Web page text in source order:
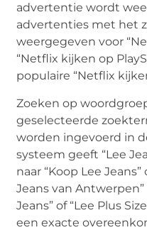
advertentie wordt
advertenties met het
weergegeven voor
“Netflix kijken op
populaire “Netflix
Zoeken op
geselecteerde
worden ingevoerd in
systeem geeft “Lee
naar “Koop Lee
Jeans van
Jeans” of “Lee Plus
een exacte